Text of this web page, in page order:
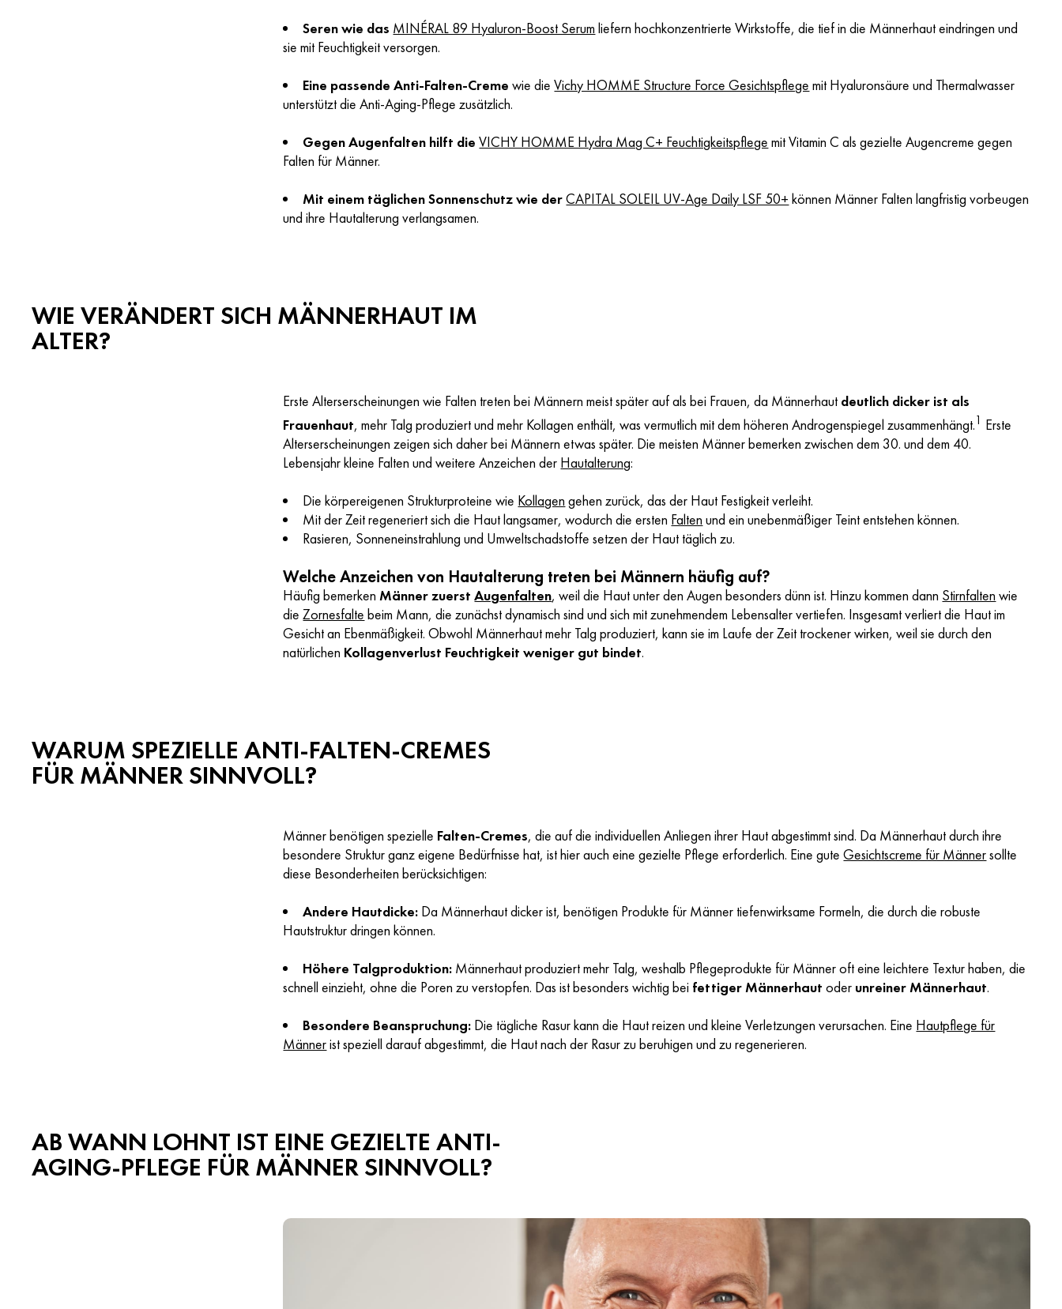
Seren wie das MINÉRAL 89 Hyaluron-Boost Serum liefern hochkonzentrierte Wirkstoffe, die tief in die Männerhaut eindringen und
sie mit Feuchtigkeit versorgen.
Eine passende Anti-Falten-Creme wie dieVichy HOMME Structure Force Gesichtspflege mit Hyaluronsäure und Thermalwasser
unterstützt die Anti-Aging-Pflege zusätzlich.
Gegen Augenfalten hilft die VICHY HOMME Hydra Mag C+ Feuchtigkeitspflege mit Vitamin C als gezielte Augencreme gegen
Falten für Männer.
Mit einem täglichen Sonnenschutz wie derCAPITAL SOLEIL UV-Age Daily LSF 50+ können Männer Falten langfristig vorbeugen
und ihre Hautalterung verlangsamen.
WIE VERÄNDERT SICH MÄNNERHAUT IM
ALTER?
Erste Alterserscheinungen wie Falten treten bei Männern meist später auf als bei Frauen, da Männerhaut deutlich dicker ist als
Frauenhaut, mehr Talg produziert und mehr Kollagen enthält, was vermutlich mit dem höheren Androgenspiegel zusammenhängt.1 Erste
Alterserscheinungen zeigen sich daher bei Männern etwas später. Die meisten Männer bemerken zwischen dem 30. und dem 40.
Lebensjahr kleine Falten und weitere Anzeichen der Hautalterung:
Die körpereigenen Strukturproteine wie Kollagen gehen zurück, das der Haut Festigkeit verleiht.
Mit der Zeit regeneriert sich die Haut langsamer, wodurch die ersten Falten und ein unebenmäßiger Teint entstehen können.
Rasieren, Sonneneinstrahlung und Umweltschadstoffe setzen der Haut täglich zu.
Welche Anzeichen von Hautalterung treten bei Männern häufig auf?
Häufig bemerkenMänner zuerstAugenfalten, weil die Haut unter den Augen besonders dünn ist. Hinzu kommen dann Stirnfalten wie
dieZornesfalte beim Mann, die zunächst dynamisch sind und sich mit zunehmendem Lebensalter vertiefen. Insgesamt verliert die Haut im
Gesicht an Ebenmäßigkeit. Obwohl Männerhaut mehr Talg produziert, kann sie im Laufe der Zeit trockener wirken, weil sie durch den
natürlichen Kollagenverlust Feuchtigkeit weniger gut bindet.
WARUM SPEZIELLE ANTI-FALTEN-CREMES
FÜR MÄNNER SINNVOLL?
Männer benötigen spezielle Falten-Cremes, die auf die individuellen Anliegen ihrer Haut abgestimmt sind. Da Männerhaut durch ihre
besondere Struktur ganz eigene Bedürfnisse hat, ist hier auch eine gezielte Pflege erforderlich. Eine guteGesichtscreme für Männersollte
diese Besonderheiten berücksichtigen:
Andere Hautdicke: Da Männerhaut dicker ist, benötigen Produkte für Männer tiefenwirksame Formeln, die durch die robuste
Hautstruktur dringen können.
Höhere Talgproduktion: Männerhaut produziert mehr Talg, weshalb Pflegeprodukte für Männer oft eine leichtere Textur haben, die
schnell einzieht, ohne die Poren zu verstopfen. Das ist besonders wichtig bei fettiger Männerhaut oder unreiner Männerhaut.
Besondere Beanspruchung: Die tägliche Rasur kann die Haut reizen und kleine Verletzungen verursachen. Eine Hautpflege für
Männerist speziell darauf abgestimmt, die Haut nach der Rasur zu beruhigen und zu regenerieren.
AB WANN LOHNT IST EINE GEZIELTE ANTI-
AGING-PFLEGE FÜR MÄNNER SINNVOLL?